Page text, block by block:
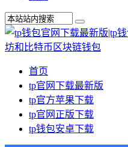
首页
tp官网下载最新版
tp官方苹果下载
tp官网正版下载
tp钱包安卓下载